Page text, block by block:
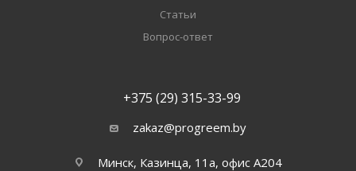
Статьи
Вопрос-ответ
+375 (29) 315-33-99
zakaz@progreem.by
Минск, Казинца, 11а, офис А204